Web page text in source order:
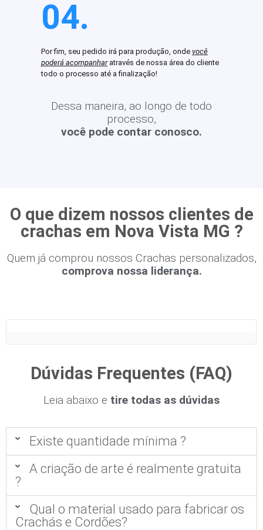
04.
Por fim, seu pedido irá para produção, onde você
poderá acompanharatravés de nossa área do cliente
todo o processo até a finalização!
Dessa maneira, ao longo de todo
processo,
você pode contar conosco.
O que dizem nossos clientes de
crachas em Nova Vista MG ?
Quem já comprou nossos Crachas personalizados,
comprova nossa liderança.
Dúvidas Frequentes (FAQ)
Leia abaixo e tire todas as dúvidas
Existe quantidade mínima ?
A criação de arte é realmente gratuita
?
Qual o material usado para fabricar os
Crachás e Cordões?